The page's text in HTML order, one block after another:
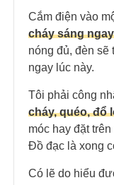
Cắm điện vào
cháy sáng ngay
nóng đủ, đèn sẽ
ngay lúc này.
Tôi phải công
cháy, quéo, đổ
móc hay đặt
Đồ đạc là xong
Có lẽ do hiểu